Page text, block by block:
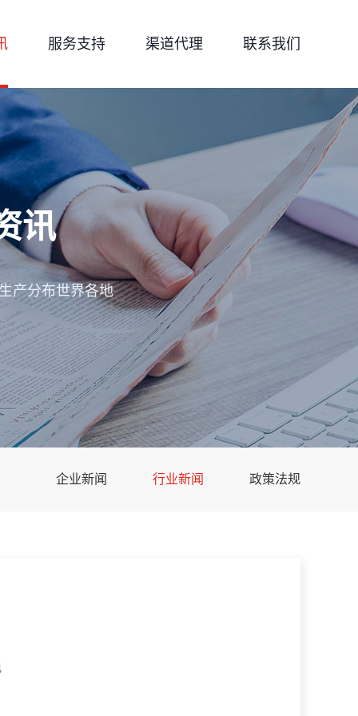
服务支持 渠道代理 联系我们
讯
产分布世界各地
企业新闻 行业新闻 政策法规